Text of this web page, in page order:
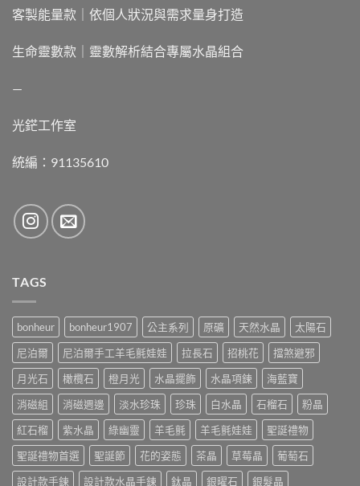
客製能量款｜依個人狀況與需求量身打造
生命靈數款｜靈數解析結合專屬水晶組合
—
光鋩工作室
統編：91135610
TAGS
bonheur bonheur1907 公主系列 原礦 天然水晶
太陽石
尼泊爾
尼泊爾手工羊毛氈娃娃 拉長石 招桃花
擋煞避邪
月光石
橄欖石 橙月光 水晶擺飾 水晶項鍊
海藍寶
消磁組
消磁週邊 淡水珍珠 珍珠 白水晶 石榴石
粉晶
紅石榴
紫水晶 綠幽靈 羊毛氈 羊毛氈娃娃
聖誕禮物
聖誕禮物首選
聖誕節 花的姿態 茶晶 草莓晶
葡萄石
設計款手鍊
設計款水晶手鍊 鈦晶 銀曜石 銀髮晶